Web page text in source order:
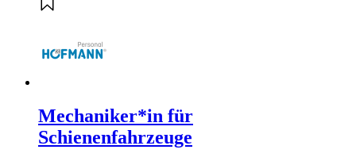
Mechaniker*in für
Schienenfahrzeuge